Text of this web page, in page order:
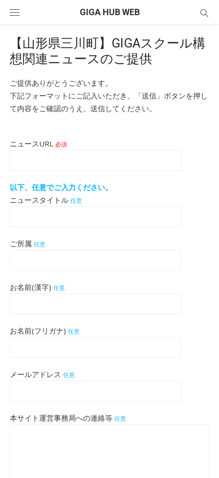
GIGA HUB WEB
【山形県三川町】GIGAスクール構
想関連ニュースのご提供
ご提供ありがとうございます。
下記フォーマットにご記入いただき、「送信」ボタンを押し
て内容をご確認のうえ、送信してください。
ニュースURL 必須
以下、任意でご入力ください。
ニュースタイトル 任意
ご所属 任意
お名前(漢字) 任意
お名前(フリガナ) 任意
メールアドレス 任意
本サイト運営事務局への連絡等 任意